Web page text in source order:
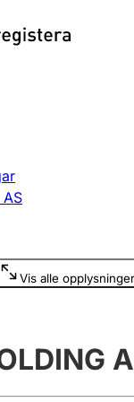
Vis alle opplysninger